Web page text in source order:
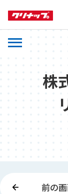
株
前の